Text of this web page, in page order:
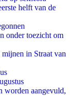
helft van de
onder toezicht om
in Straat van
worden aangevuld,